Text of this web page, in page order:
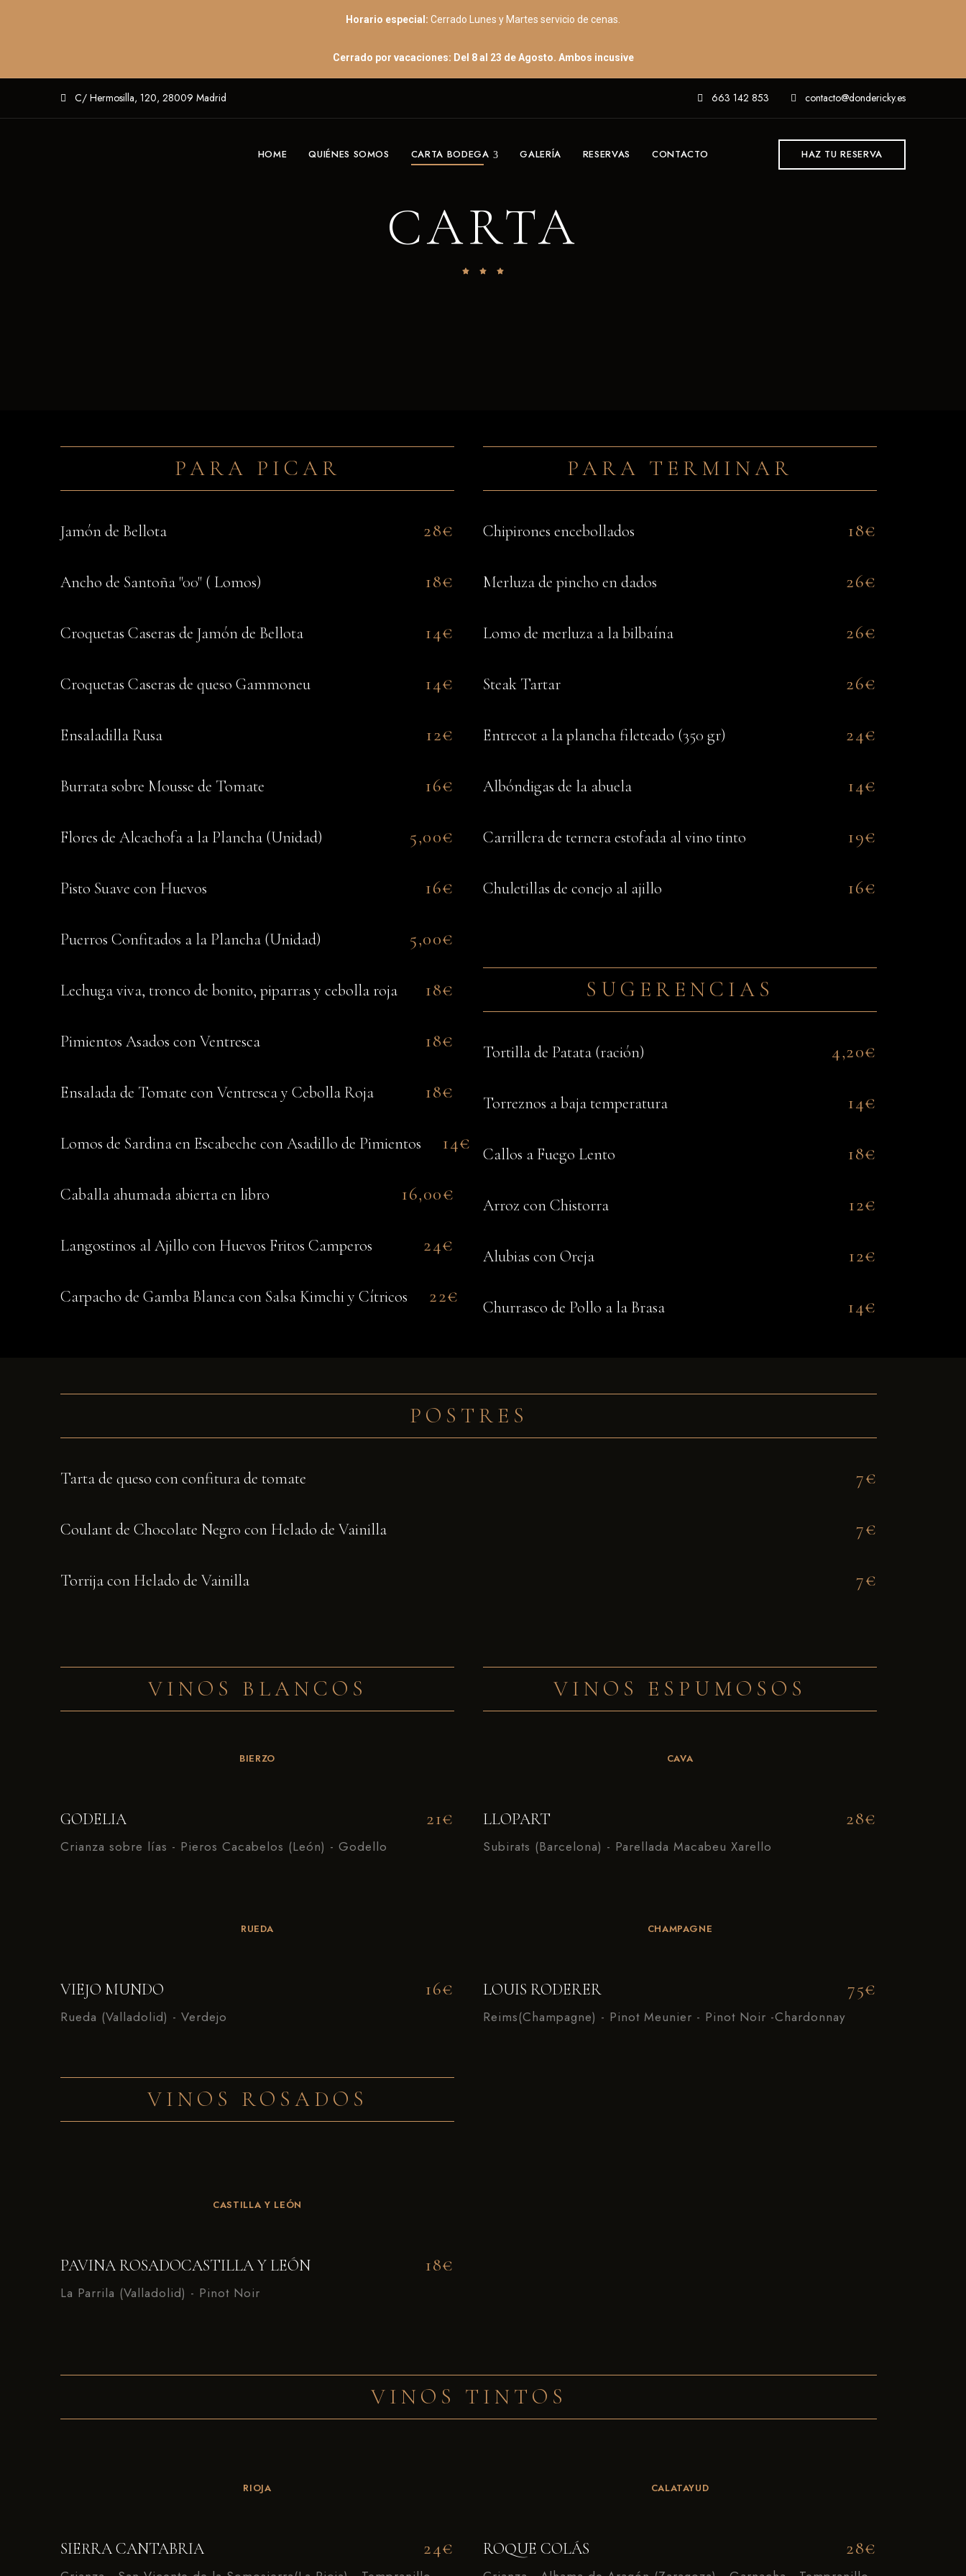
Horario especial: Cerrado Lunes y Martes servicio de cenas.
Cerrado por vacaciones: Del 8 al 23 de Agosto. Ambos incusive
C/ Hermosilla, 120, 28009 Madrid 663 142 853 contacto@dondericky.es
HOME QUIÉNES SOMOS CARTA BODEGA GALERÍA RESERVAS CONTACTO HAZ TU RESERVA
CARTA
PARA PICAR
Jamón de Bellota 28€
Ancho de Santoña "00" ( Lomos) 18€
Croquetas Caseras de Jamón de Bellota 14€
Croquetas Caseras de queso Gammoneu 14€
Ensaladilla Rusa 12€
Burrata sobre Mousse de Tomate 16€
Flores de Alcachofa a la Plancha (Unidad) 5,00€
Pisto Suave con Huevos 16€
Puerros Confitados a la Plancha (Unidad) 5,00€
Lechuga viva, tronco de bonito, piparras y cebolla roja 18€
Pimientos Asados con Ventresca 18€
Ensalada de Tomate con Ventresca y Cebolla Roja 18€
Lomos de Sardina en Escabeche con Asadillo de Pimientos 14€
Caballa ahumada abierta en libro 16,00€
Langostinos al Ajillo con Huevos Fritos Camperos 24€
Carpacho de Gamba Blanca con Salsa Kimchi y Cítricos 22€
PARA TERMINAR
Chipirones encebollados 18€
Merluza de pincho en dados 26€
Lomo de merluza a la bilbaína 26€
Steak Tartar 26€
Entrecot a la plancha fileteado (350 gr) 24€
Albóndigas de la abuela 14€
Carrillera de ternera estofada al vino tinto 19€
Chuletillas de conejo al ajillo 16€
SUGERENCIAS
Tortilla de Patata (ración) 4,20€
Torreznos a baja temperatura 14€
Callos a Fuego Lento 18€
Arroz con Chistorra 12€
Alubias con Oreja 12€
Churrasco de Pollo a la Brasa 14€
POSTRES
Tarta de queso con confitura de tomate 7€
Coulant de Chocolate Negro con Helado de Vainilla 7€
Torrija con Helado de Vainilla 7€
VINOS BLANCOS
BIERZO
GODELIA 21€
Crianza sobre lías - Pieros Cacabelos (León) - Godello
RUEDA
VIEJO MUNDO 16€
Rueda (Valladolid) - Verdejo
VINOS ROSADOS
CASTILLA Y LEÓN
PAVINA ROSADOCASTILLA Y LEÓN 18€
La Parrila (Valladolid) - Pinot Noir
VINOS ESPUMOSOS
CAVA
LLOPART 28€
Subirats (Barcelona) - Parellada Macabeu Xarello
CHAMPAGNE
LOUIS RODERER 75€
Reims(Champagne) - Pinot Meunier - Pinot Noir -Chardonnay
VINOS TINTOS
RIOJA
SIERRA CANTABRIA 24€
CALATAYUD
ROQUE COLÁS 28€